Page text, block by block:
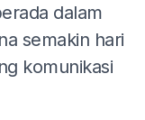
dalam
semakin hari
komunikasi